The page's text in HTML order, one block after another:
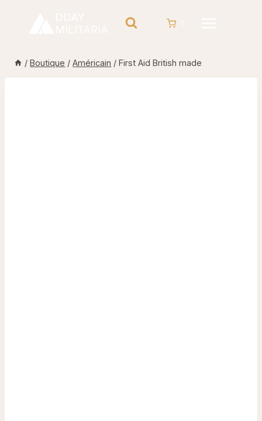
/ Boutique / Américain / First Aid British made